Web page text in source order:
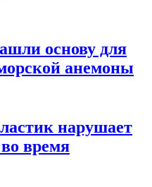
основу для
анемоны
нарушает
время